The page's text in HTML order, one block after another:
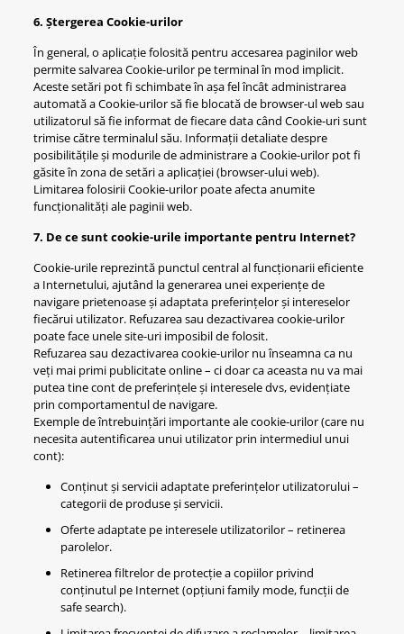
6. Ștergerea Cookie-urilor
În general, o aplicație folosită pentru accesarea paginilor web
permite salvarea Cookie-urilor pe terminal în mod implicit.
Aceste setări pot fi schimbate în așa fel încât administrarea
automată a Cookie-urilor să fie blocată de browser-ul web sau
utilizatorul să fie informat de fiecare data când Cookie-uri sunt
trimise către terminalul său. Informații detaliate despre
posibilitățile și modurile de administrare a Cookie-urilor pot fi
găsite în zona de setări a aplicației (browser-ului web).
Limitarea folosirii Cookie-urilor poate afecta anumite
funcționalități ale paginii web.
7. De ce sunt cookie-urile importante pentru Internet?
Cookie-urile reprezintă punctul central al funcționarii eficiente
a Internetului, ajutând la generarea unei experiențe de
navigare prietenoase și adaptata preferințelor și intereselor
fiecărui utilizator. Refuzarea sau dezactivarea cookie-urilor
poate face unele site-uri imposibil de folosit.
Refuzarea sau dezactivarea cookie-urilor nu înseamna ca nu
veți mai primi publicitate online – ci doar ca aceasta nu va mai
putea tine cont de preferințele și interesele dvs, evidențiate
prin comportamentul de navigare.
Exemple de întrebuințări importante ale cookie-urilor (care nu
necesita autentificarea unui utilizator prin intermediul unui
cont):
Conținut și servicii adaptate preferințelor utilizatorului –
categorii de produse și servicii.
Oferte adaptate pe interesele utilizatorilor – retinerea
parolelor.
Retinerea filtrelor de protecție a copiilor privind
conținutul pe Internet (opțiuni family mode, funcții de
safe search).